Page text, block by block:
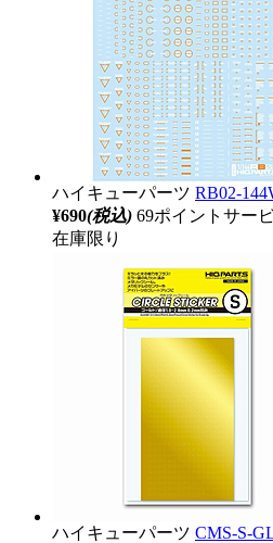
ハイキューパーツ RB02-
¥690(税込) 69ポイントサー
在庫限り
ハイキューパーツ CMS-S-